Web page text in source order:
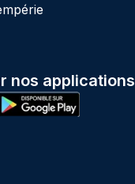
nos applications